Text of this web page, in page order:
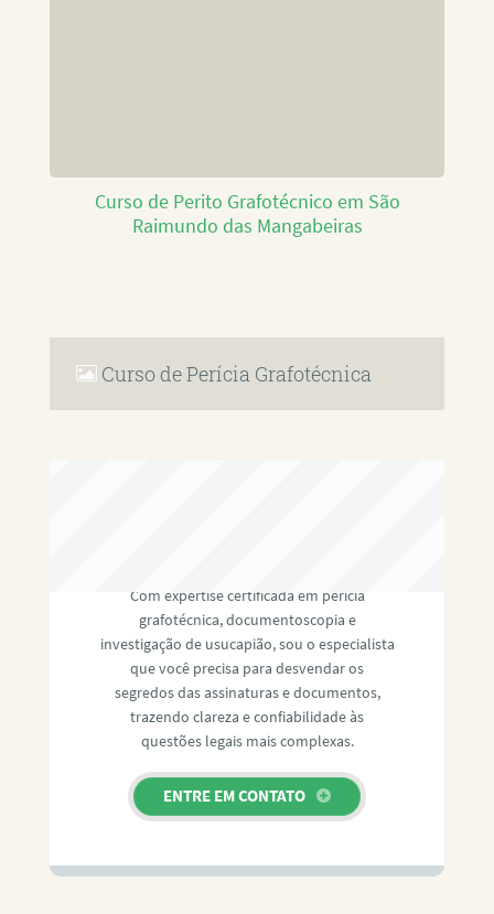
Curso de Perito Grafotécnico em São
Raimundo das Mangabeiras
Curso de Perícia Grafotécnica
Com expertise certificada em perícia
grafotécnica, documentoscopia e
investigação de usucapião, sou o especialista
que você precisa para desvendar os
segredos das assinaturas e documentos,
trazendo clareza e confiabilidade às
questões legais mais complexas.
ENTRE EM CONTATO